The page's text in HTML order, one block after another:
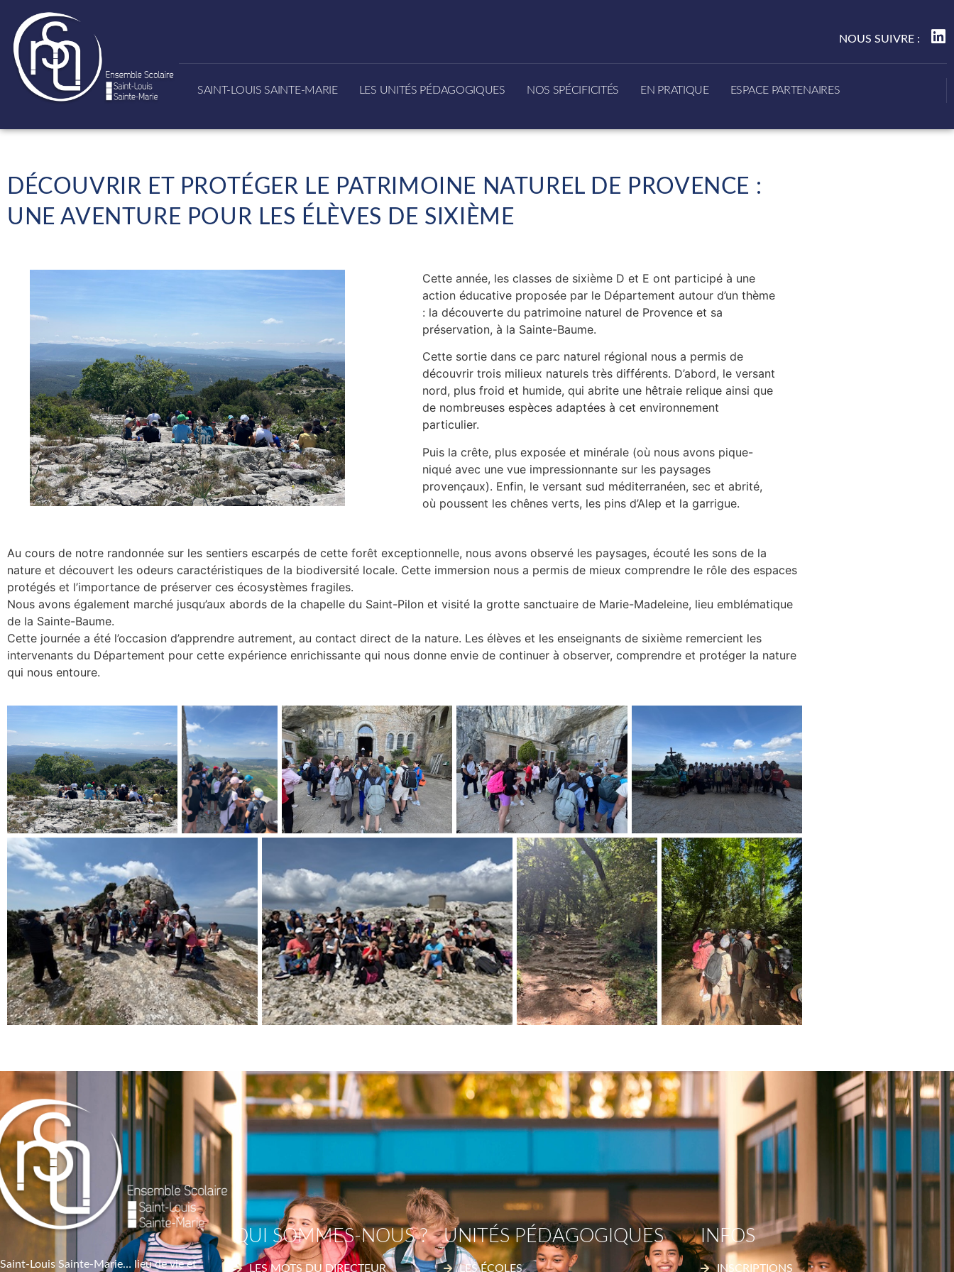
NOUS SUIVRE :
SAINT-LOUIS SAINTE-MARIE LES UNITÉS PÉDAGOGIQUES NOS SPÉCIFICITÉS EN PRATIQUE ESPACE PARTENAIRES
DÉCOUVRIR ET PROTÉGER LE PATRIMOINE NATUREL DE PROVENCE :
UNE AVENTURE POUR LES ÉLÈVES DE SIXIÈME
Cette année, les classes de sixième D et E ont participé à une
action éducative proposée par le Département autour d’un thème
: la découverte du patrimoine naturel de Provence et sa
préservation, à la Sainte-Baume.
Cette sortie dans ce parc naturel régional nous a permis de
découvrir trois milieux naturels très différents. D’abord, le versant
nord, plus froid et humide, qui abrite une hêtraie relique ainsi que
de nombreuses espèces adaptées à cet environnement
particulier.
Puis la crête, plus exposée et minérale (où nous avons pique-
niqué avec une vue impressionnante sur les paysages
provençaux). Enfin, le versant sud méditerranéen, sec et abrité,
où poussent les chênes verts, les pins d’Alep et la garrigue.
Au cours de notre randonnée sur les sentiers escarpés de cette forêt exceptionnelle, nous avons observé les paysages, écouté les sons de la
nature et découvert les odeurs caractéristiques de la biodiversité locale. Cette immersion nous a permis de mieux comprendre le rôle des espaces
protégés et l’importance de préserver ces écosystèmes fragiles.
Nous avons également marché jusqu’aux abords de la chapelle du Saint-Pilon et visité la grotte sanctuaire de Marie-Madeleine, lieu emblématique
de la Sainte-Baume.
Cette journée a été l’occasion d’apprendre autrement, au contact direct de la nature. Les élèves et les enseignants de sixième remercient les
intervenants du Département pour cette expérience enrichissante qui nous donne envie de continuer à observer, comprendre et protéger la nature
qui nous entoure.
Saint-Louis Sainte-Marie… lieu de vie et
QUI SOMMES-NOUS ?
LES MOTS DU DIRECTEUR
UNITÉS PÉDAGOGIQUES
LES ÉCOLES
INFOS
INSCRIPTIONS